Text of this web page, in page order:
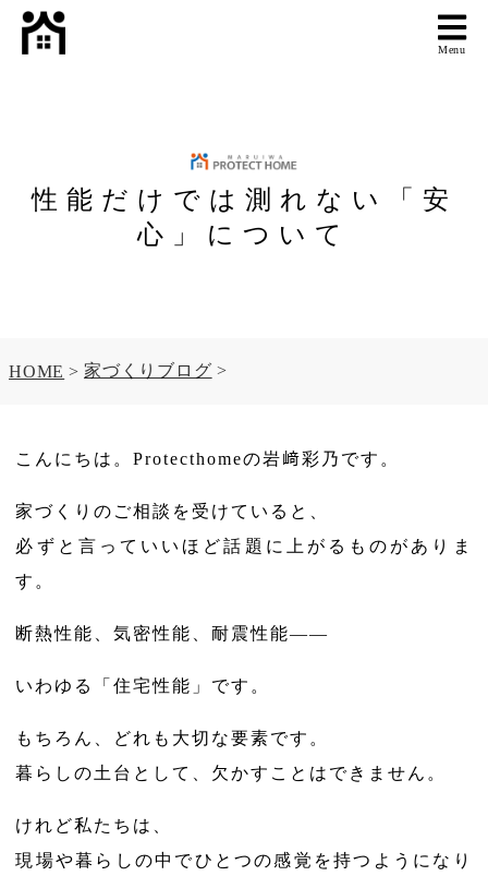
Menu
性能だけでは測れない「安
心」について
HOME 家づくりブログ
こんにちは。Protecthomeの岩﨑彩乃です。
家づくりのご相談を受けていると、
必ずと言っていいほど話題に上がるものがありま
す。
断熱性能、気密性能、耐震性能——
いわゆる「住宅性能」です。
もちろん、どれも大切な要素です。
暮らしの土台として、欠かすことはできません。
けれど私たちは、
現場や暮らしの中でひとつの感覚を持つようになり